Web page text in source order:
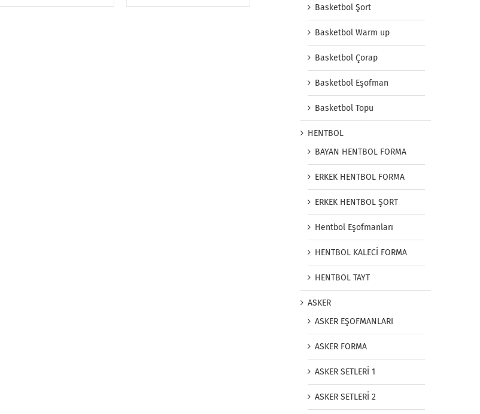
Basketbol Şort
Basketbol Warm up
Basketbol Çorap
Basketbol Eşofman
Basketbol Topu
HENTBOL
BAYAN HENTBOL FORMA
ERKEK HENTBOL FORMA
ERKEK HENTBOL ŞORT
Hentbol Eşofmanları
HENTBOL KALECİ FORMA
HENTBOL TAYT
ASKER
ASKER EŞOFMANLARI
ASKER FORMA
ASKER SETLERİ 1
ASKER SETLERİ 2